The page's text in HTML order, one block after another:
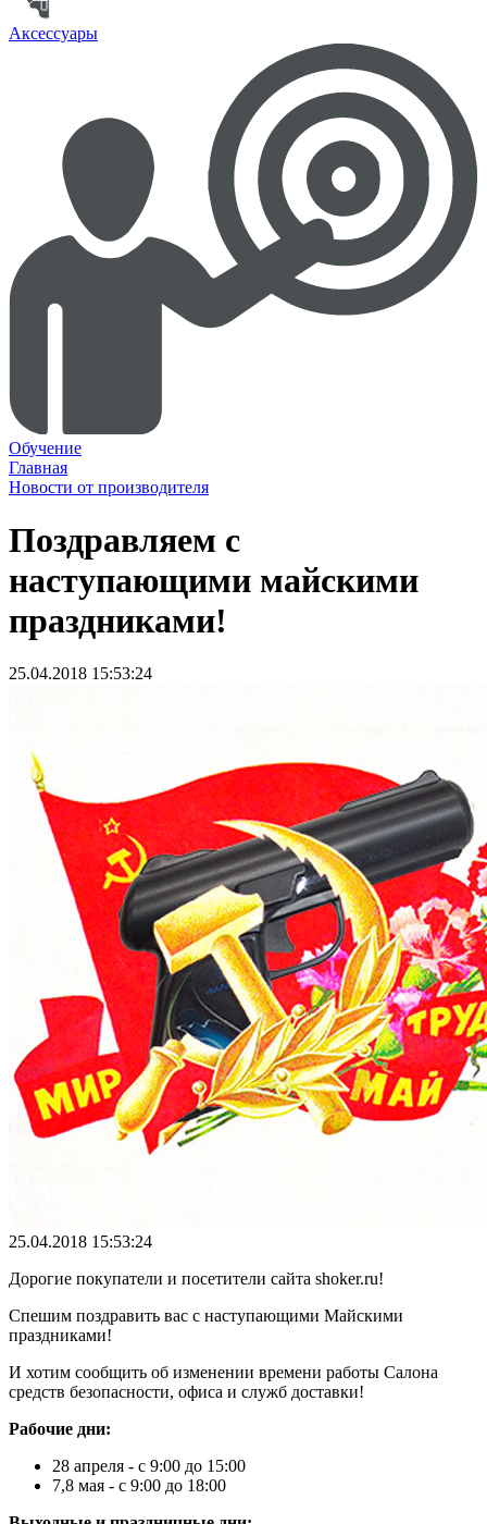
Аксессуары
Обучение
Главная
Новости от производителя
Поздравляем с
наступающими майскими
праздниками!
25.04.2018 15:53:24
25.04.2018 15:53:24
Дорогие покупатели и посетители сайта shoker.ru!
Спешим поздравить вас с наступающими Майскими
праздниками!
И хотим сообщить об изменении времени работы Салона
средств безопасности, офиса и служб доставки!
Рабочие дни:
28 апреля - с 9:00 до 15:00
7,8 мая - с 9:00 до 18:00